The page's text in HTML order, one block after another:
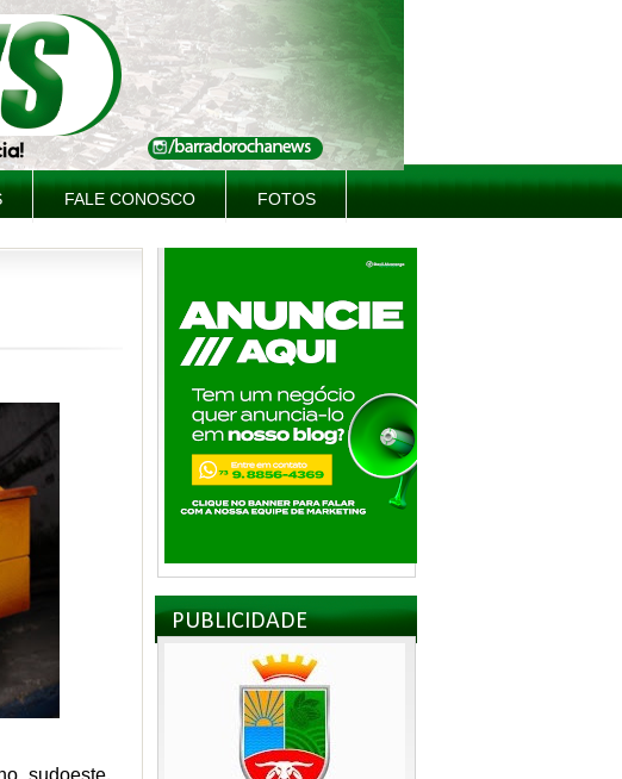
FALE CONOSCO FOTOS
sudoeste,
PUBLICIDADE